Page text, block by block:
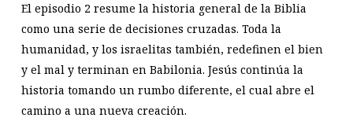
El episodio 2 resume la historia general de la Biblia
como una serie de decisiones cruzadas. Toda la
humanidad, y los israelitas también, redefinen el bien
y el mal y terminan en Babilonia. Jesús continúa la
historia tomando un rumbo diferente, el cual abre el
camino a una nueva creación.